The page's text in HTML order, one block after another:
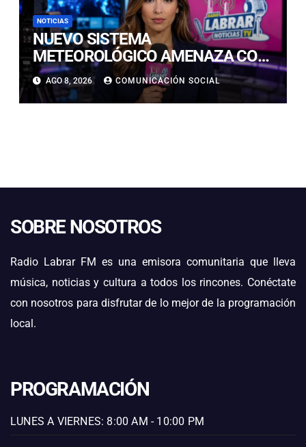
NOTICIAS
NUEVO SISTEMA
METEOROLÓGICO AMENAZA CON
LLUVIAS, NIEVE Y TORMENTAS
ELÉCTRICAS EN ATACAMA
AGO 8, 2026 COMUNICACIÓN SOCIAL
SOBRE NOSOTROS
Radio Labrar FM es una emisora comunitaria que lleva
música, noticias y cultura a todos los rincones. Conéctate
con nosotros para disfrutar de lo mejor de la programación
local.
PROGRAMACIÓN
LUNES A VIERNES: 8:00 AM - 10:00 PM